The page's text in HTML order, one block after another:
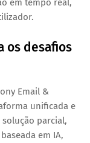
em tempo real,
os desafios
Email &
unificada e
parcial,
em IA,